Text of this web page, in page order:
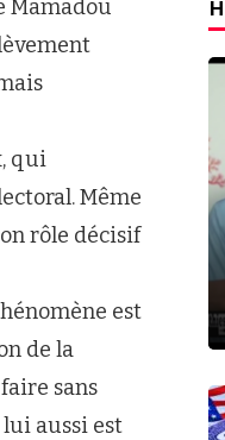
Mamadou
qui
Même
rôle décisif
est
de la
sans
aussi est